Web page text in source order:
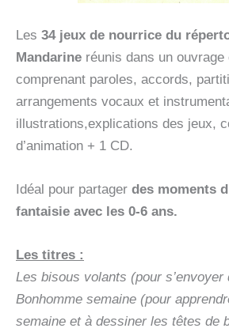
Les 34 jeux de nourrice du
Mandarine réunis dans un ouvrage
comprenant paroles, accords,
arrangements vocaux et
illustrations,explications des jeux,
d’animation + 1 CD.
Idéal pour partager des moments
fantaisie avec les 0-6 ans.
Les titres :
Les bisous volants (pour s’envoyer
Bonhomme semaine (pour
semaine et à dessiner les têtes de